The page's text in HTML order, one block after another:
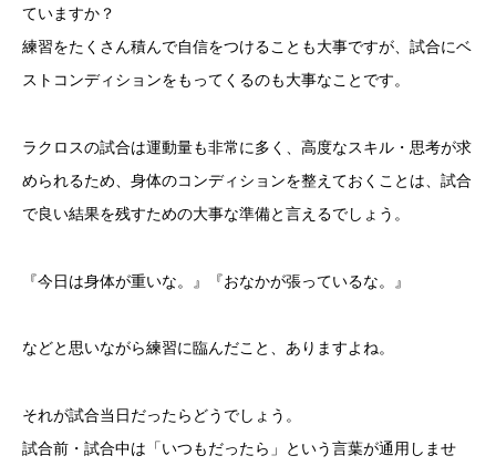
ていますか？
練習をたくさん積んで自信をつけることも大事ですが、試合にベ
ストコンディションをもってくるのも大事なことです。
ラクロスの試合は運動量も非常に多く、高度なスキル・思考が求
められるため、身体のコンディションを整えておくことは、試合
で良い結果を残すための大事な準備と言えるでしょう。
『今日は身体が重いな。』『おなかが張っているな。』
などと思いながら練習に臨んだこと、ありますよね。
それが試合当日だったらどうでしょう。
試合前・試合中は「いつもだったら」という言葉が通用しませ